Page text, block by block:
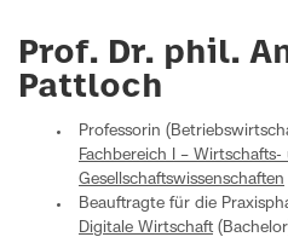
Prof. Dr. phil.
Pattloch
Professorin
Fachbereich I – Wirtschafts-
Gesellschaftswissenschaften
Beauftragte für die
Digitale Wirtschaft